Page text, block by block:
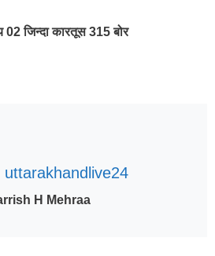
02 जिन्दा कारतूस 315 बोर
uttarakhandlive24
H Mehraa